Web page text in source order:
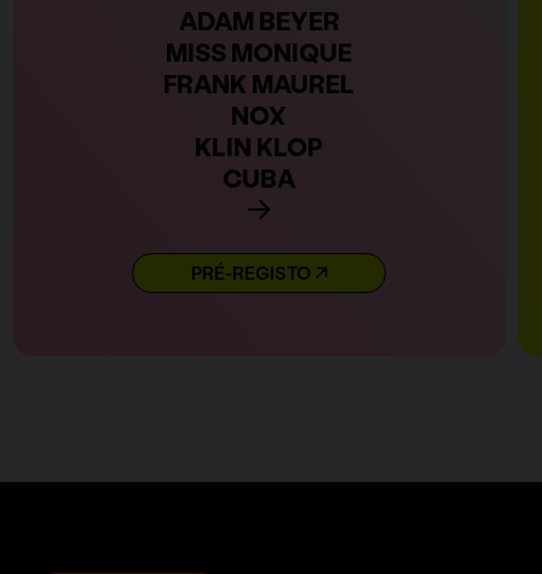
ADAM BEYER
MISS MONIQUE
FRANK MAUREL
NOX
KLIN KLOP
CUBA
PRÉ-REGISTO